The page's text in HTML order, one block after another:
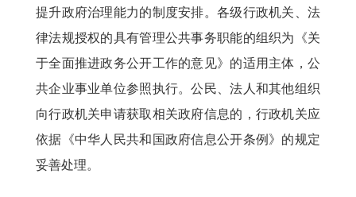
提升政府治理能力的制度安排。各级行政机关、法
律法规授权的具有管理公共事务职能的组织为《关
于全面推进政务公开工作的意见》的适用主体，公
共企业事业单位参照执行。公民、法人和其他组织
向行政机关申请获取相关政府信息的，行政机关应
依据《中华人民共和国政府信息公开条例》的规定
妥善处理。